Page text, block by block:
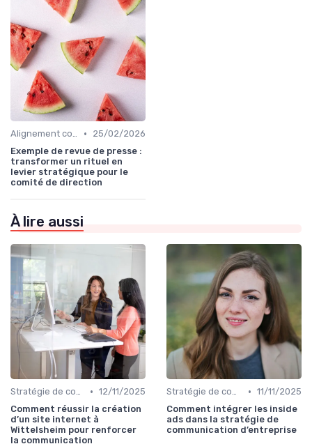
Alignement communication & stratégie business •
25/02/2026
Exemple de revue de presse :
transformer un rituel en
levier stratégique pour le
comité de direction
À lire aussi
Stratégie de communication d’entreprise • 12/11/2025
Comment réussir la création
d’un site internet à
Wittelsheim pour renforcer
la communication
Stratégie de communication d’entreprise • 11/11/2025
Comment intégrer les inside
ads dans la stratégie de
communication d’entreprise